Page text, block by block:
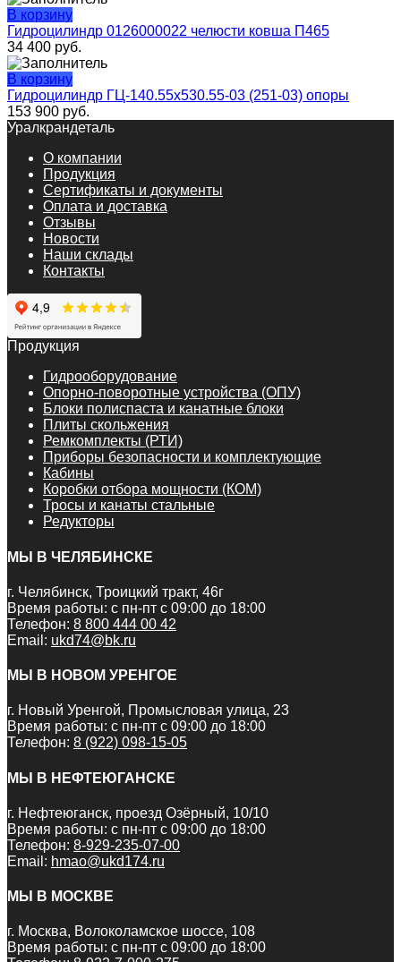
В корзину
Гидроцилиндр 0126000022 челюсти ковша П465
34 400 руб.
В корзину
Гидроцилиндр ГЦ-140.55х530.55-03 (251-03) опоры
153 900 руб.
Уралкрандеталь
О компании
Продукция
Сертификаты и документы
Оплата и доставка
Отзывы
Новости
Наши склады
Контакты
Продукция
Гидрооборудование
Опорно-поворотные устройства (ОПУ)
Блоки полиспаста и канатные блоки
Плиты скольжения
Ремкомплекты (РТИ)
Приборы безопасности и комплектующие
Кабины
Коробки отбора мощности (КОМ)
Тросы и канаты стальные
Редукторы
МЫ В ЧЕЛЯБИНСКЕ
г. Челябинск, Троицкий тракт, 46г
Время работы: с пн-пт с 09:00 до 18:00
Телефон: 8 800 444 00 42
Email: ukd74@bk.ru
МЫ В НОВОМ УРЕНГОЕ
г. Новый Уренгой, Промысловая улица, 23
Время работы: с пн-пт с 09:00 до 18:00
Телефон: 8 (922) 098-15-05
МЫ В НЕФТЕЮГАНСКЕ
г. Нефтеюганск, проезд Озёрный, 10/10
Время работы: с пн-пт с 09:00 до 18:00
Телефон: 8-929-235-07-00
Email: hmao@ukd174.ru
МЫ В МОСКВЕ
г. Москва, Волоколамское шоссе, 108
Время работы: с пн-пт с 09:00 до 18:00